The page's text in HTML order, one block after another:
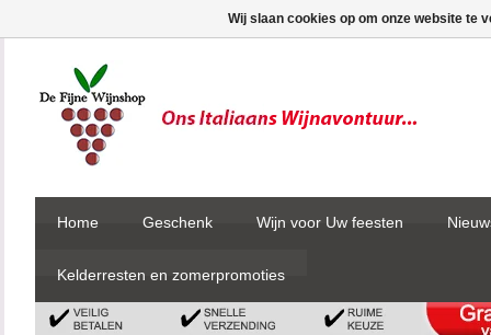
Home Geschenk Wijn voor Uw feesten
Kelderresten en zomerpromoties
Wij slaan cookies op om onze website te